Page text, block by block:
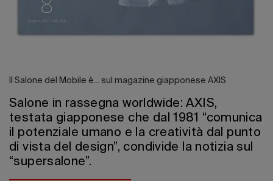
Il Salone del Mobile è... sul magazine giapponese AXIS
Salone in rassegna worldwide: AXIS,
testata giapponese che dal 1981 “comunica
il potenziale umano e la creatività dal punto
di vista del design”, condivide la notizia sul
“supersalone”.